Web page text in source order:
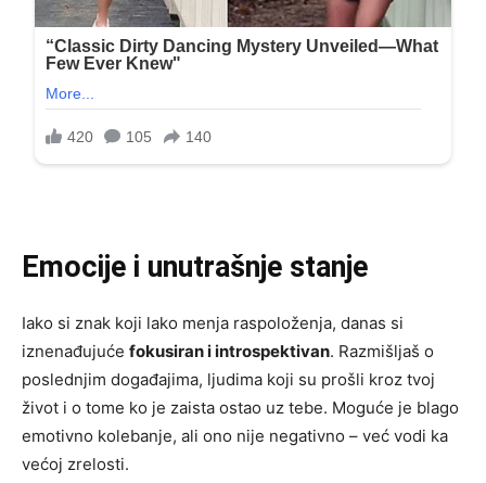
Emocije i unutrašnje stanje
Iako si znak koji lako menja raspoloženja, danas si
iznenađujuće fokusiran i introspektivan. Razmišljaš o
poslednjim događajima, ljudima koji su prošli kroz tvoj
život i o tome ko je zaista ostao uz tebe. Moguće je blago
emotivno kolebanje, ali ono nije negativno – već vodi ka
većoj zrelosti.